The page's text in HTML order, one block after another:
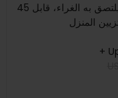
45 سم × 2 متر فيلم زجاج نافذة زهري ثابت، لا يلتصق به الغراء، قابل
المنزل
+